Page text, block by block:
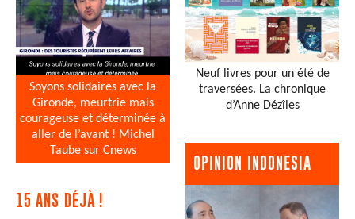
Soyons solidaires avec la
Gironde, meurtrie mais
courageuse et déterminée à
aller de l’avant ! Michel
Taube sur Cnews
15 ANS DÉJÀ !
Neuf livres pour un été de
traversées. La chronique
d’Anne Dézîles
OPINION INDONESIA